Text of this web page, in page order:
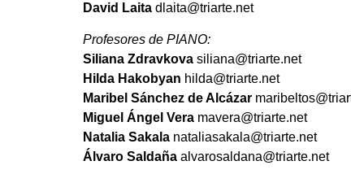
David Laita dlaita@triarte.net
Profesores de PIANO:
Siliana Zdravkova siliana@triarte.net
Hilda Hakobyan hilda@triarte.net
Maribel Sánchez de Alcázar
Miguel Ángel Vera mavera@triarte.net
Natalia Sakala nataliasakala@triarte.net
Álvaro Saldaña alvarosaldana@triarte.net